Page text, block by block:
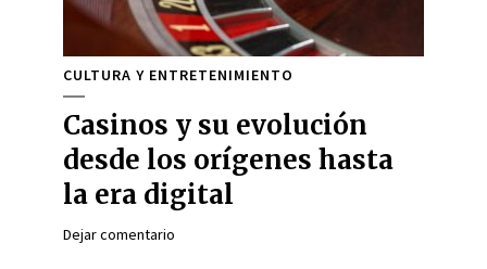
CULTURA Y ENTRETENIMIENTO
Casinos y su evolución
desde los orígenes hasta
la era digital
Dejar comentario